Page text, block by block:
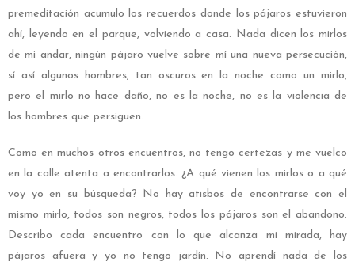
premeditación acumulo los recuerdos donde los pájaros estuvieron
ahí, leyendo en el parque, volviendo a casa. Nada dicen los mirlos
de mi andar, ningún pájaro vuelve sobre mí una nueva persecución,
sí así algunos hombres, tan oscuros en la noche como un mirlo,
pero el mirlo no hace daño, no es la noche, no es la violencia de
los hombres que persiguen.
Como en muchos otros encuentros, no tengo certezas y me vuelco
en la calle atenta a encontrarlos. ¿A qué vienen los mirlos o a qué
voy yo en su búsqueda? No hay atisbos de encontrarse con el
mismo mirlo, todos son negros, todos los pájaros son el abandono.
Describo cada encuentro con lo que alcanza mi mirada, hay
pájaros afuera y yo no tengo jardín. No aprendí nada de los